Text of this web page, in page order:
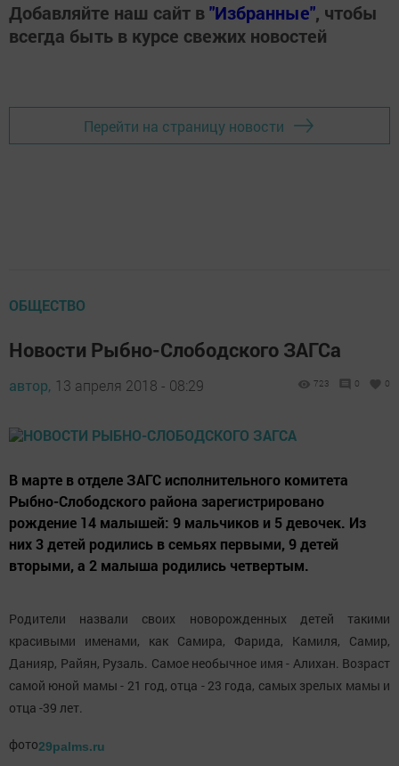
Добавляйте наш сайт в"Избранные", чтобы
всегда быть в курсе свежих новостей
Перейти на страницу новости
ОБЩЕСТВО
Новости Рыбно-Слободского ЗАГСа
автор, 13 апреля 2018 - 08:29 723 0 0
В марте в отделе ЗАГС исполнительного комитета
Рыбно-Слободского района зарегистрировано
рождение 14 малышей: 9 мальчиков и 5 девочек. Из
них 3 детей родились в семьях первыми, 9 детей
вторыми, а 2 малыша родились четвертым.
Родители назвали своих новорожденных детей такими
красивыми именами, как Самира, Фарида, Камиля, Самир,
Данияр, Райян, Рузаль. Самое необычное имя - Алихан. Возраст
самой юной мамы - 21 год, отца - 23 года, самых зрелых мамы и
отца -39 лет.
фото29palms.ru